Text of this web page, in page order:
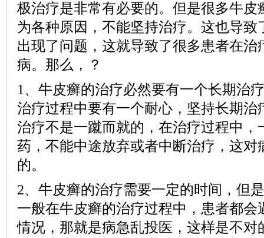
极治疗是非常有必要的。但是很多牛皮
为各种原因，不能坚持治疗。这也导致
出现了问题，这就导致了很多患者在治
病。那么，？
1、牛皮癣的治疗必然要有一个长期治
治疗过程中要有一个耐心，坚持长期治
治疗不是一蹴而就的，在治疗过程中，
药，不能中途放弃或者中断治疗，这对
的。
2、牛皮癣的治疗需要一定的时间，但
一般在牛皮癣的治疗过程中，患者都会
情况，那就是病急乱投医，这样是不对